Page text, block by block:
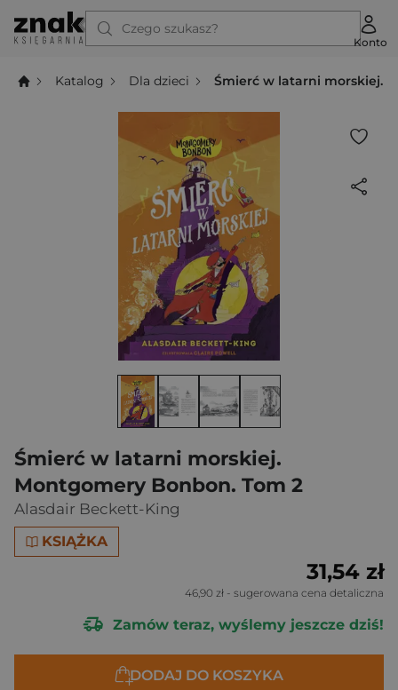
Czego szukasz?
Konto
Katalog Dla dzieci Śmierć w latarni morskiej.
Śmierć w latarni morskiej.
Montgomery Bonbon. Tom 2
Alasdair Beckett-King
KSIĄŻKA
31,54 zł
46,90 zł - sugerowana cena detaliczna
Zamów teraz, wyślemy jeszcze dziś!
DODAJ DO KOSZYKA